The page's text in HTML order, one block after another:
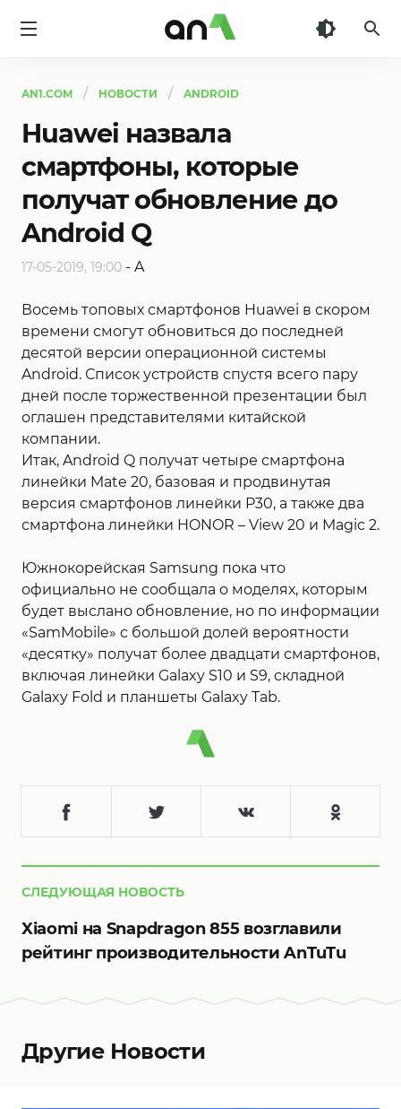
AN1.COM НОВОСТИ ANDROID
Huawei назвала
смартфоны, которые
получат обновление до
Android Q
17-05-2019, 19:00 - A
Восемь топовых смартфонов Huawei в скором
времени смогут обновиться до последней
десятой версии операционной системы
Android. Список устройств спустя всего пару
дней после торжественной презентации был
оглашен представителями китайской
компании.
Итак, Android Q получат четыре смартфона
линейки Mate 20, базовая и продвинутая
версия смартфонов линейки P30, а также два
смартфона линейки HONOR – View 20 и Magic 2.
Южнокорейская Samsung пока что
официально не сообщала о моделях, которым
будет выслано обновление, но по информации
«SamMobile» с большой долей вероятности
«десятку» получат более двадцати смартфонов,
включая линейки Galaxy S10 и S9, складной
Galaxy Fold и планшеты Galaxy Tab.
СЛЕДУЮЩАЯ НОВОСТЬ
Xiaomi на Snapdragon 855 возглавили
рейтинг производительности AnTuTu
Другие Новости